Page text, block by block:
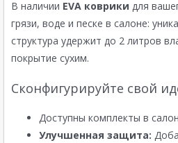
В наличии EVA коврики для
грязи, воде и песке в салоне:
структура удержит до 2 литров
покрытие сухим.
Сконфигурируйте свой
Доступны комплекты в
Улучшенная защита: